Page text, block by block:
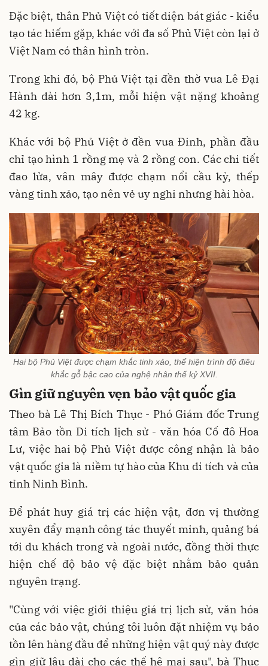
Đặc biệt, thân Phủ Việt có tiết diện bát giác - kiểu
tạo tác hiếm gặp, khác với đa số Phủ Việt còn lại ở
Việt Nam có thân hình tròn.
Trong khi đó, bộ Phủ Việt tại đền thờ vua Lê Đại
Hành dài hơn 3,1m, mỗi hiện vật nặng khoảng
42 kg.
Khác với bộ Phủ Việt ở đền vua Đinh, phần đầu
chỉ tạo hình 1 rồng mẹ và 2 rồng con. Các chi tiết
đao lửa, vân mây được chạm nổi cầu kỳ, thếp
vàng tinh xảo, tạo nên vẻ uy nghi nhưng hài hòa.
Hai bộ Phủ Việt được chạm khắc tinh xảo, thể hiện trình độ điêu
khắc gỗ bậc cao của nghệ nhân thế kỷ XVII.
Gìn giữ nguyên vẹn bảo vật quốc gia
Theo bà Lê Thị Bích Thục - Phó Giám đốc Trung
tâm Bảo tồn Di tích lịch sử - văn hóa Cố đô Hoa
Lư, việc hai bộ Phủ Việt được công nhận là bảo
vật quốc gia là niềm tự hào của Khu di tích và của
tỉnh Ninh Bình.
Để phát huy giá trị các hiện vật, đơn vị thường
xuyên đẩy mạnh công tác thuyết minh, quảng bá
tới du khách trong và ngoài nước, đồng thời thực
hiện chế độ bảo vệ đặc biệt nhằm bảo quản
nguyên trạng.
"Cùng với việc giới thiệu giá trị lịch sử, văn hóa
của các bảo vật, chúng tôi luôn đặt nhiệm vụ bảo
tồn lên hàng đầu để những hiện vật quý này được
gìn giữ lâu dài cho các thế hệ mai sau", bà Thục